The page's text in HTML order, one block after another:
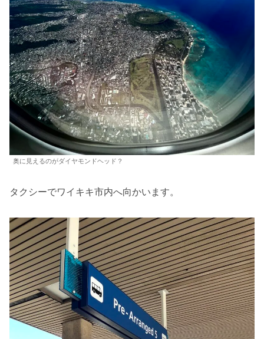
奥に見えるのがダイヤモンドヘッド？
タクシーでワイキキ市内へ向かいます。